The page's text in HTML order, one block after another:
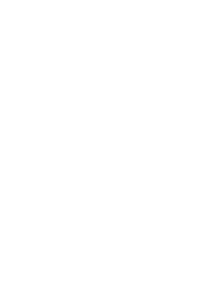
rzeczywistość bywa
zapachów, która w